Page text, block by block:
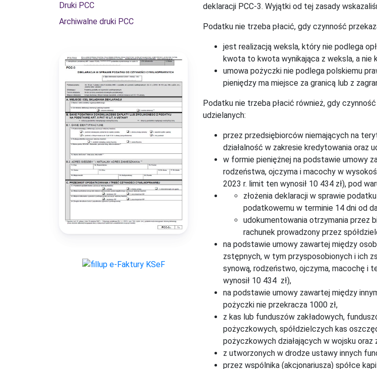
Druki PCC
Archiwalne druki PCC
deklaracji PCC-3. Wyjątki od tej zasady
Podatku nie trzeba płacić, gdy czynność
jest realizacją weksla, który nie podlega
kwota to kwota wynikająca z weksla, a
umowa pożyczki nie podlega polskiemu
pieniędzy ma miejsce za granicą lub z
Podatku nie trzeba płacić również, gdy
udzielanych:
przez przedsiębiorców niemających na
działalność w zakresie kredytowania oraz
w formie pieniężnej na podstawie umowy
rodzeństwa, ojczyma i macochy w
2023 r. limit ten wynosił 10 434 zł), pod
złożenia deklaracji w sprawie
podatkowemu w terminie 14 dni od
udokumentowania otrzymania przez
rachunek prowadzony przez
na podstawie umowy zawartej między
zstępnych, w tym przysposobionych i ich
synową, rodzeństwo, ojczyma, macochę i
wynosił 10 434 zł),
na podstawie umowy zawartej między
pożyczki nie przekracza 1000 zł,
z kas lub funduszów zakładowych,
pożyczkowych, spółdzielczych kas
pożyczkowych działających w wojsku
z utworzonych w drodze ustawy innych
przez wspólnika (akcjonariusza) spółce